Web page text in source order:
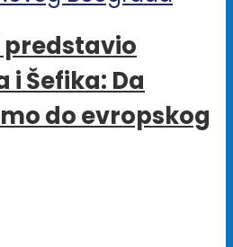
proizvoda.
predstavio
i Šefika: Da
do evropskog